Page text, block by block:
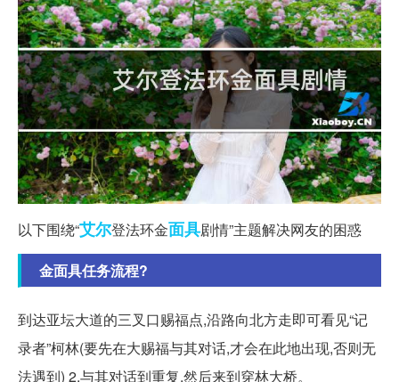
以下围绕“艾尔登法环金面具剧情”主题解决网友的困惑
金面具任务流程?
到达亚坛大道的三叉口赐福点,沿路向北方走即可看见“记
录者”柯林(要先在大赐福与其对话,才会在此地出现,否则无
法遇到) 2.与其对话到重复,然后来到穿林大桥。